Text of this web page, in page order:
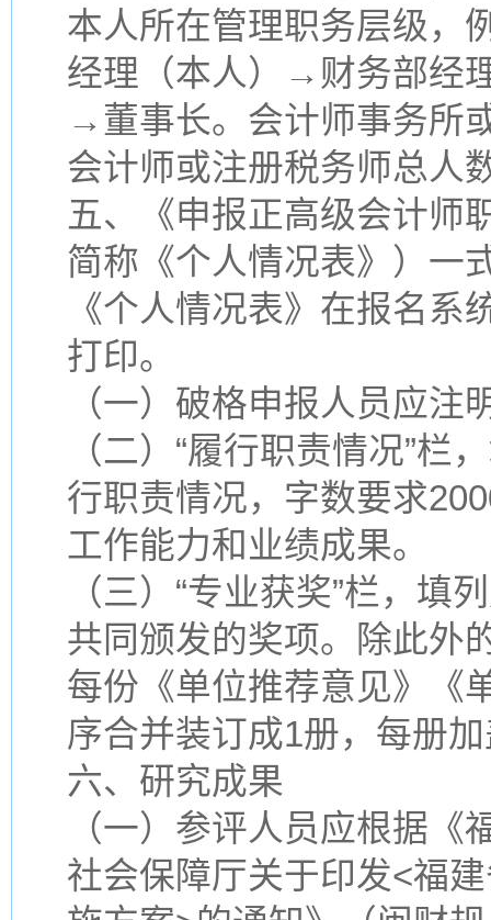
本人所在管理职务层级
经理（本人）→财务部经
→董事长。会计师事务所
会计师或注册税务师总人
五、《申报正高级会计师
简称《个人情况表》）一
《个人情况表》在报名
打印。
（一）破格申报人员应
（二）“履行职责情况”栏
行职责情况，字数要求
工作能力和业绩成果。
（三）“专业获奖”栏，填
共同颁发的奖项。除此外
每份《单位推荐意见》《
序合并装订成1册，每册
六、研究成果
（一）参评人员应根据
社会保障厅关于印发<福